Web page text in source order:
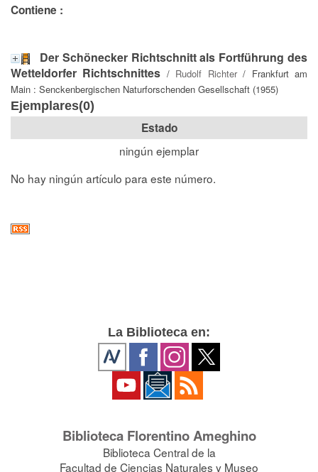
Contiene :
Der Schönecker Richtschnitt als Fortführung des
Wetteldorfer Richtschnittes / Rudolf Richter/ Frankfurt am
Main : Senckenbergischen Naturforschenden Gesellschaft (1955)
Ejemplares(0)
Estado
ningún ejemplar
No hay ningún artículo para este número.
La Biblioteca en:
Biblioteca Florentino Ameghino
Biblioteca Central de la
Facultad de Ciencias Naturales y Museo